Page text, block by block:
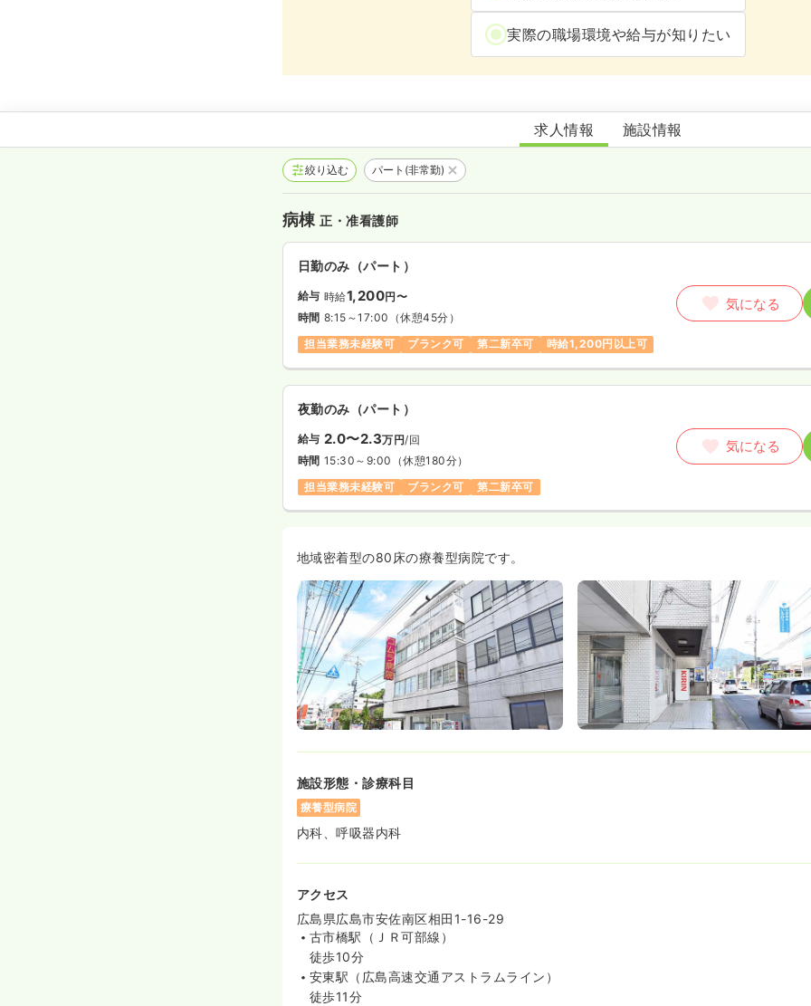
実際の職場環境や給与が知りたい
コムラ病院
求人情報 施設情報
絞り込む パート(非常勤)
病棟正・准看護師
日勤のみ（パート）
給与 時給1,200円〜
時間 8:15～17:00 （休憩45分）
担当業務未経験可
ブランク可 第二新卒可 時給1,200円以上可
気になる
夜勤のみ（パート）
給与 2.0〜2.3万円/回
時間 15:30～9:00 （休憩180分）
担当業務未経験可
ブランク可 第二新卒可
気になる
地域密着型の80床の療養型病院です。
施設形態・診療科目
療養型病院
内科、呼吸器内科
アクセス
広島県広島市安佐南区相田1-16-29
古市橋駅（ＪＲ可部線）
徒歩10分
安東駅（広島高速交通アストラムライン）
徒歩11分